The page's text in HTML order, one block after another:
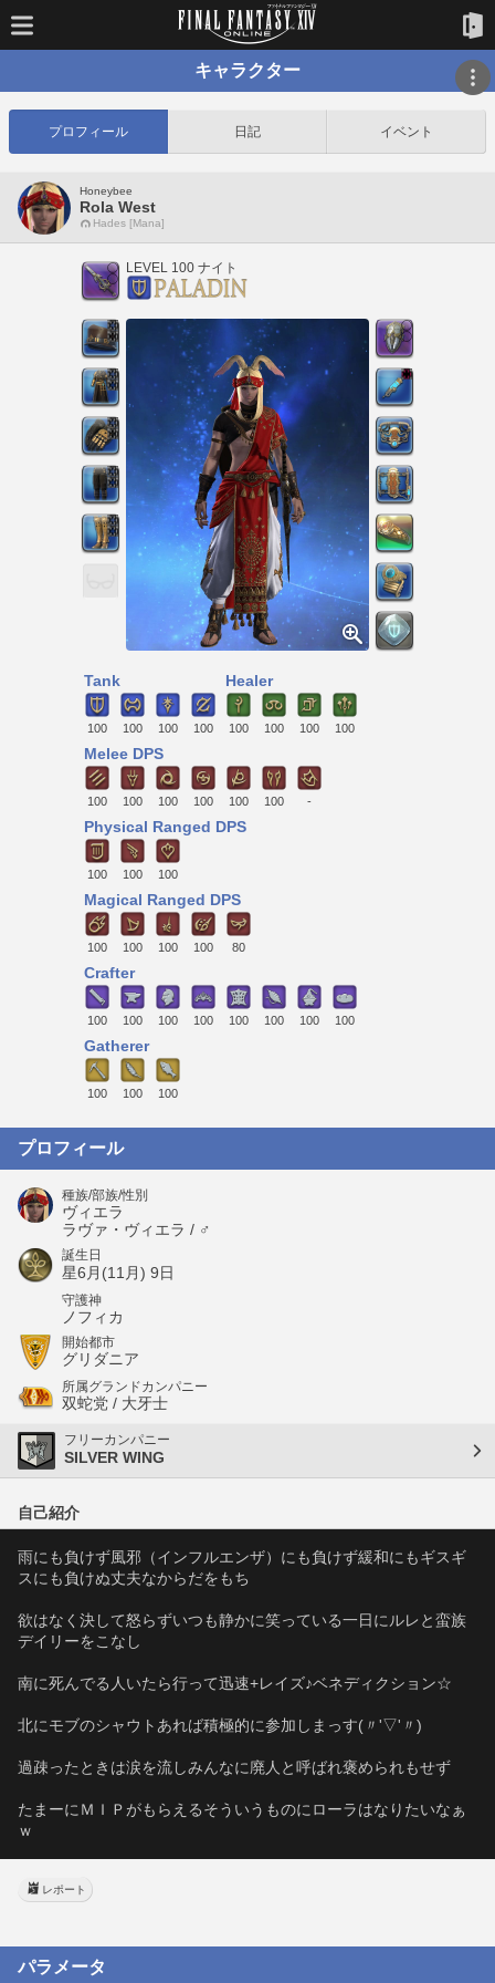
キャラクター
プロフィール 日記 イベント
Honeybee
Rola West
Hades [Mana]
LEVEL 100 ナイト
Tank
100 100 100 100
Healer
100 100 100 100
Melee DPS
100 100 100 100 100 100 -
Physical Ranged DPS
100 100 100
Magical Ranged DPS
100 100 100 100 80
Crafter
100 100 100 100 100 100 100 100
Gatherer
100 100 100
プロフィール
種族/部族/性別
ヴィエラ
ラヴァ・ヴィエラ / ♂
誕生日
星6月(11月) 9日
守護神
ノフィカ
開始都市
グリダニア
所属グランドカンパニー
双蛇党 / 大牙士
フリーカンパニー
SILVER WING
自己紹介
雨にも負けず風邪（インフルエンザ）にも負けず緩和にもギスギ
スにも負けぬ丈夫なからだをもち
欲はなく決して怒らずいつも静かに笑っている一日にルレと蛮族
デイリーをこなし
南に死んでる人いたら行って迅速+レイズ♪ベネディクション☆
北にモブのシャウトあれば積極的に参加しまっす(〃'▽'〃)
過疎ったときは涙を流しみんなに廃人と呼ばれ褒められもせず
たまーにＭＩＰがもらえるそういうものにローラはなりたいなぁ
ｗ
レポート
パラメータ